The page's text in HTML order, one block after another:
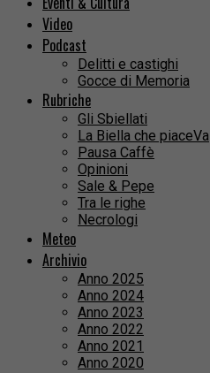
Video
Podcast
Delitti e castighi
Gocce di Memoria
Rubriche
Gli Sbiellati
La Biella che piaceVa
Pausa Caffè
Opinioni
Sale & Pepe
Tra le righe
Necrologi
Meteo
Archivio
Anno 2025
Anno 2024
Anno 2023
Anno 2022
Anno 2021
Anno 2020